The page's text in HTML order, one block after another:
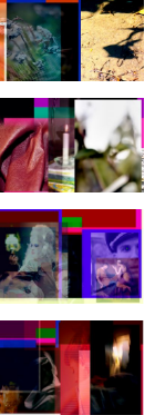
Zoom
Zoom